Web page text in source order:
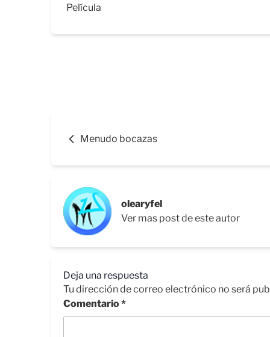
Película
Menudo bocazas
olearyfel
Ver mas post de este autor
Deja una respuesta
Tu dirección de correo electrónico no será
Comentario*